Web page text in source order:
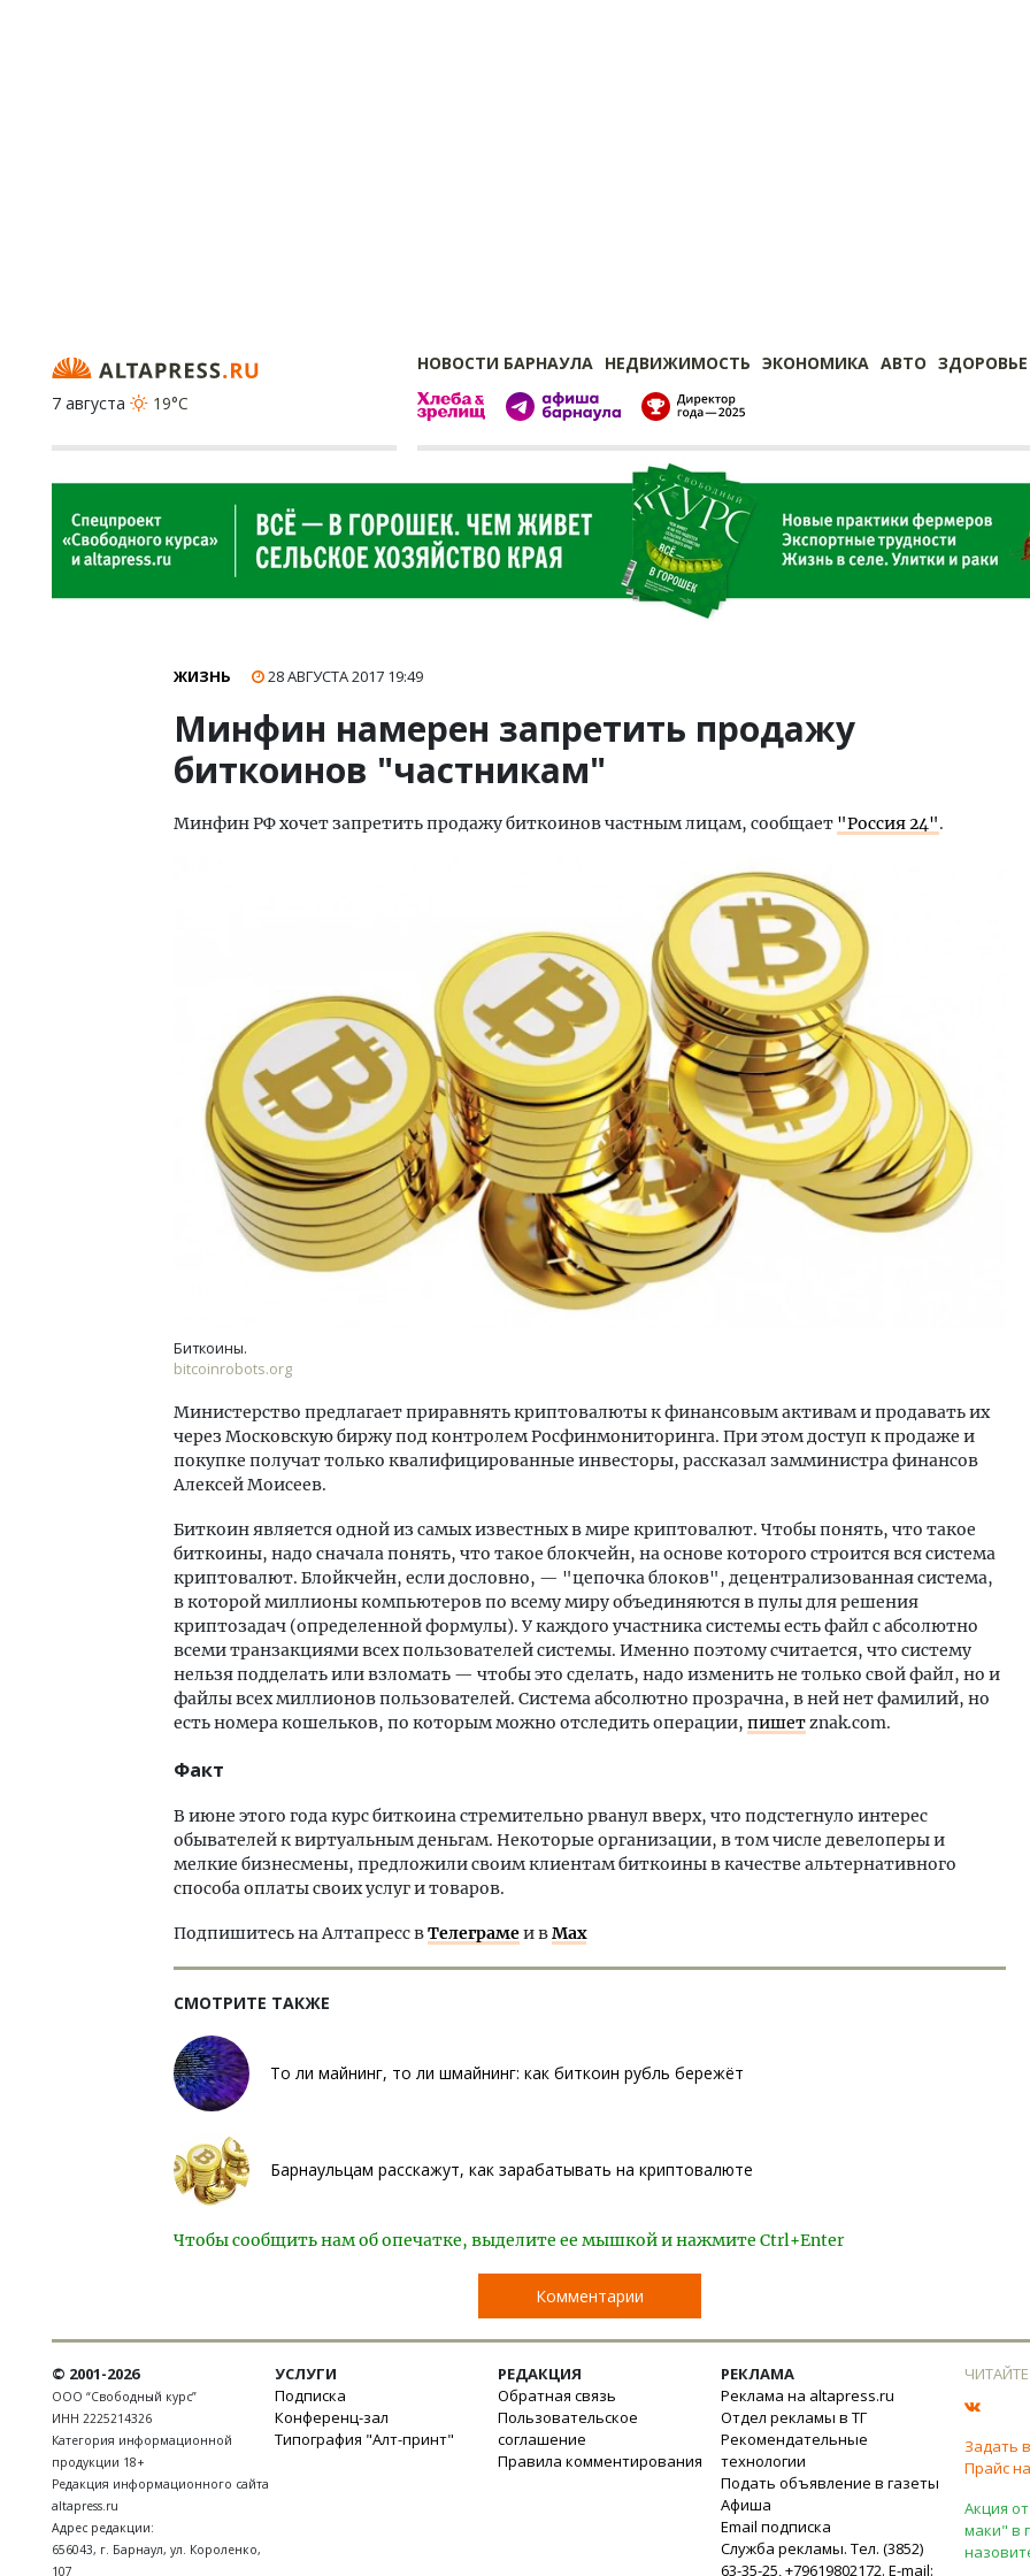
НОВОСТИ БАРНАУЛА НЕДВИЖИМОСТЬ ЭКОНОМИКА АВТО ЗДОРОВЬЕ
7 августа
19°C
ЖИЗНЬ 28 АВГУСТА 2017 19:49
Минфин намерен запретить продажу
биткоинов "частникам"
Минфин РФ хочет запретить продажу биткоинов частным лицам, сообщает "Россия 24".
Биткоины.
bitcoinrobots.org
Министерство предлагает приравнять криптовалюты к финансовым активам и продавать их
через Московскую биржу под контролем Росфинмониторинга. При этом доступ к продаже и
покупке получат только квалифицированные инвесторы, рассказал замминистра финансов
Алексей Моисеев.
Биткоин является одной из самых известных в мире криптовалют. Чтобы понять, что такое
биткоины, надо сначала понять, что такое блокчейн, на основе которого строится вся система
криптовалют. Блойкчейн, если дословно, — "цепочка блоков", децентрализованная система,
в которой миллионы компьютеров по всему миру объединяются в пулы для решения
криптозадач (определенной формулы). У каждого участника системы есть файл с абсолютно
всеми транзакциями всех пользователей системы. Именно поэтому считается, что систему
нельзя подделать или взломать — чтобы это сделать, надо изменить не только свой файл, но и
файлы всех миллионов пользователей. Система абсолютно прозрачна, в ней нет фамилий, но
есть номера кошельков, по которым можно отследить операции, пишетznak.com.
Факт
В июне этого года курс биткоина стремительно рванул вверх, что подстегнуло интерес
обывателей к виртуальным деньгам. Некоторые организации, в том числе девелоперы и
мелкие бизнесмены, предложили своим клиентам биткоины в качестве альтернативного
способа оплаты своих услуг и товаров.
Подпишитесь на Алтапресс вТелеграмеи вMax
СМОТРИТЕ ТАКЖЕ
То ли майнинг, то ли шмайнинг: как биткоин рубль бережёт
Барнаульцам расскажут, как зарабатывать на криптовалюте
Чтобы сообщить нам об опечатке, выделите ее мышкой и нажмите Ctrl+Enter
Комментарии
Смелость архитектурных идей.
Генеральный директор компании
ЗИАС — об эстетике городов,
трендах в фасадах и развитии рынка
Архитектурный код
© 2001-2026
ООО “Свободный курс”
ИНН 2225214326
Категория информационной
продукции 18+
Редакция информационного сайта
altapress.ru
Адрес редакции:
656043, г. Барнаул, ул. Короленко,
107
УСЛУГИ
Подписка
Конференц-зал
Типография "Алт-принт"
РЕДАКЦИЯ
Обратная связь
Пользовательское
соглашение
Правила комментирования
РЕКЛАМА
Реклама на altapress.ru
Отдел рекламы в ТГ
Рекомендательные
технологии
Подать объявление в газеты
Афиша
Email подписка
Служба рекламы. Тел. (3852)
63-35-25, +79619802172. E-mail:
Задать
Прайс
Акция
маки" в